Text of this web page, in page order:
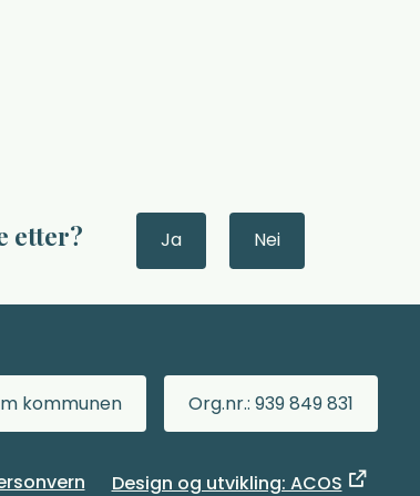
etter? Ja Nei
kommunen Org.nr.: 939 849 831
Design og utvikling: ACOS